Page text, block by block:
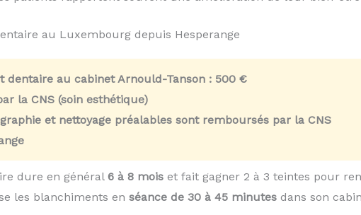
au Luxembourg depuis Hesperange
dentaire au cabinet Arnould-Tanson : 500 €
la CNS (soin esthétique)
et nettoyage préalables sont remboursés par la CNS
dure en général 6 à 8 moiset fait gagner 2 à 3 teintes pour
les blanchiments en séance de 30 à 45 minutesdans son